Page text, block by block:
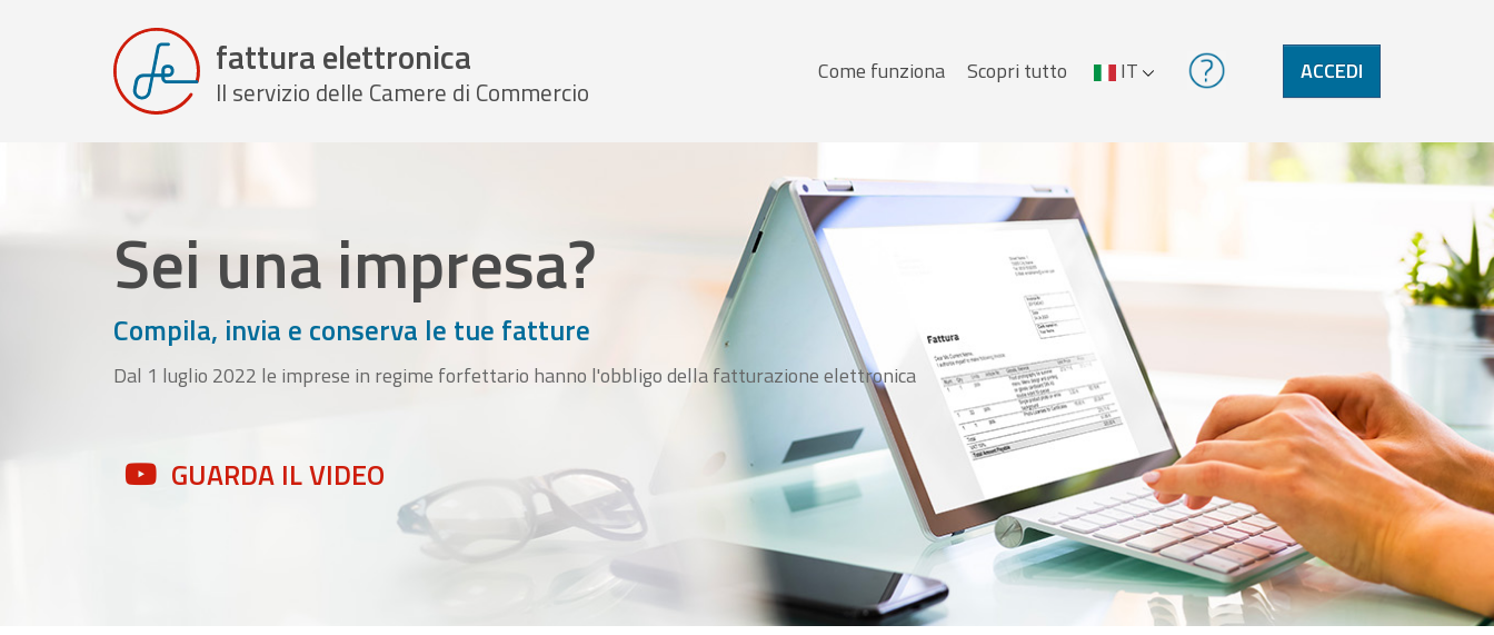
fattura elettronica
Il servizio delle Camere di Commercio Menu
Come funziona Scopri tutto IT ACCEDI
Sei una impresa?
Compila, invia e conserva le tue fatture
Dal 1 luglio 2022 le imprese in regime forfettario hanno l'obbligo della fatturazione elettronica
GUARDA IL VIDEO